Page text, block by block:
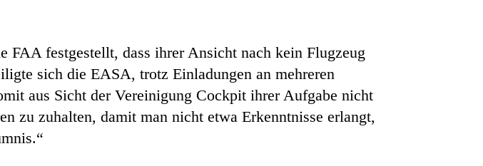
FAA festgestellt, dass ihrer Ansicht nach kein Flugzeug
sich die EASA, trotz Einladungen an mehreren
aus Sicht der Vereinigung Cockpit ihrer Aufgabe nicht
zu zuhalten, damit man nicht etwa Erkenntnisse erlangt,